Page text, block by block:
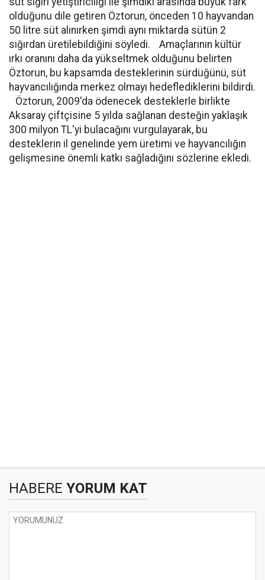
olduğunu dile getiren Öztorun, önceden 10 hayvandan
50 litre süt alınırken şimdi aynı miktarda sütün 2
sığırdan üretilebildiğini söyledi. Amaçlarının kültür
ırkı oranını daha da yükseltmek olduğunu belirten
Öztorun, bu kapsamda desteklerinin sürdüğünü, süt
hayvancılığında merkez olmayı hedeflediklerini bildirdi.
Öztorun, 2009'da ödenecek desteklerle birlikte
Aksaray çiftçisine 5 yılda sağlanan desteğin yaklaşık
300 milyon TL'yi bulacağını vurgulayarak, bu
desteklerin il genelinde yem üretimi ve hayvancılığın
gelişmesine önemli katkı sağladığını sözlerine ekledi.
HABERE YORUM KAT